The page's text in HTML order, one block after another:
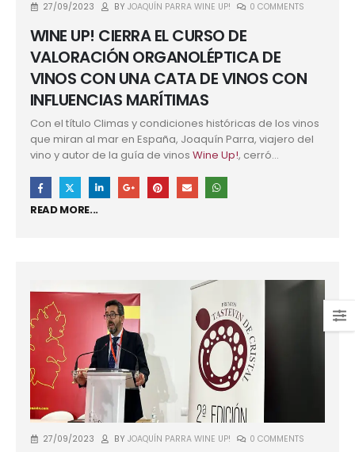
27/09/2023 BY JOAQUÍN PARRA WINE UP! 0 COMMENTS
WINE UP! CIERRA EL CURSO DE
VALORACIÓN ORGANOLÉPTICA DE
VINOS CON UNA CATA DE VINOS CON
INFLUENCIAS MARÍTIMAS
Con el título Climas y condiciones históricas de los vinos
que miran al mar en España, Joaquín Parra, viajero del
vino y autor de la guía de vinos Wine Up!, cerró...
READ MORE...
27/09/2023 BY JOAQUÍN PARRA WINE UP! 0 COMMENTS